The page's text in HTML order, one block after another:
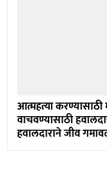
आत्महत्या करण्यासाठी
वाचवण्यासाठी
हवालदाराने जीव